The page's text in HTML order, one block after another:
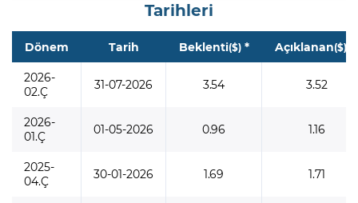
Tarihleri
Dönem Tarih Beklenti($)* Açıklanan($)
2026-
02.Ç
31-07-2026 3.54 3.52
2026-
01.Ç
01-05-2026 0.96 1.16
2025-
04.Ç
30-01-2026 1.69 1.71